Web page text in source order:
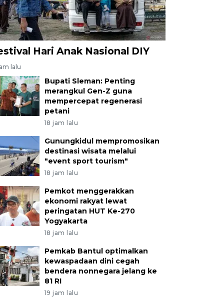
Hari Anak Nasional DIY
lalu
Bupati Sleman: Penting
merangkul Gen-Z guna
mempercepat regenerasi
petani
18 jam lalu
Gunungkidul mempromosikan
destinasi wisata melalui
"event sport tourism"
18 jam lalu
Pemkot menggerakkan
ekonomi rakyat lewat
peringatan HUT Ke-270
Yogyakarta
18 jam lalu
Pemkab Bantul optimalkan
kewaspadaan dini cegah
bendera nonnegara jelang ke
81 RI
19 jam lalu